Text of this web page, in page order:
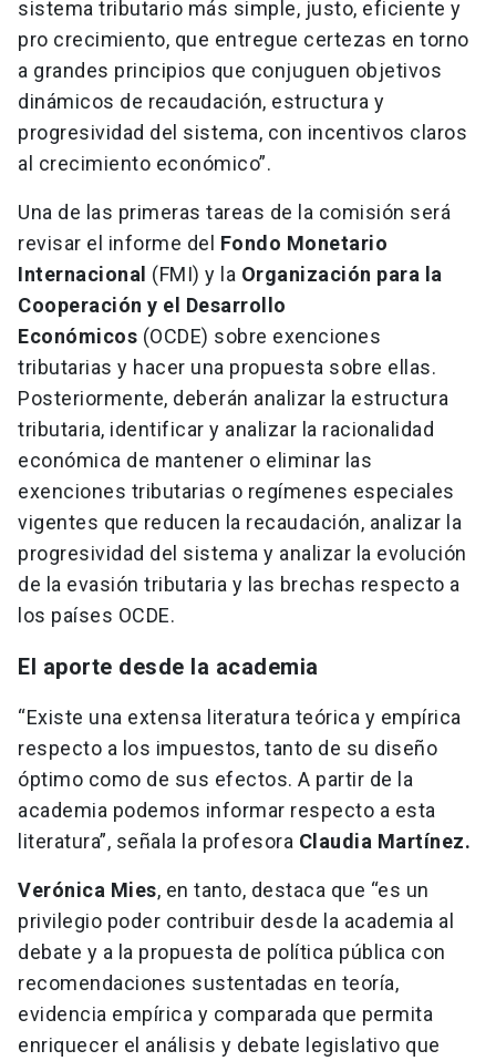
sistema tributario más simple, justo, eficiente y
pro crecimiento, que entregue certezas en torno
a grandes principios que conjuguen objetivos
dinámicos de recaudación, estructura y
progresividad del sistema, con incentivos claros
al crecimiento económico”.
Una de las primeras tareas de la comisión será
revisar el informe del Fondo Monetario
Internacional (FMI) y la Organización para la
Cooperación y el Desarrollo
Económicos (OCDE) sobre exenciones
tributarias y hacer una propuesta sobre ellas.
Posteriormente, deberán analizar la estructura
tributaria, identificar y analizar la racionalidad
económica de mantener o eliminar las
exenciones tributarias o regímenes especiales
vigentes que reducen la recaudación, analizar la
progresividad del sistema y analizar la evolución
de la evasión tributaria y las brechas respecto a
los países OCDE.
El aporte desde la academia
“Existe una extensa literatura teórica y empírica
respecto a los impuestos, tanto de su diseño
óptimo como de sus efectos. A partir de la
academia podemos informar respecto a esta
literatura”, señala la profesora Claudia Martínez.
Verónica Mies, en tanto, destaca que “es un
privilegio poder contribuir desde la academia al
debate y a la propuesta de política pública con
recomendaciones sustentadas en teoría,
evidencia empírica y comparada que permita
enriquecer el análisis y debate legislativo que